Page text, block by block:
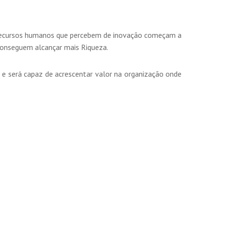
humanos que percebem de inovação começam a
alcançar mais Riqueza.
será capaz de acrescentar valor na organização onde